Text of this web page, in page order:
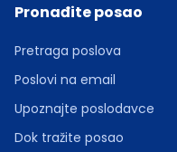
Pronađite posao
Pretraga poslova
Poslovi na email
Upoznajte poslodavce
Dok tražite posao